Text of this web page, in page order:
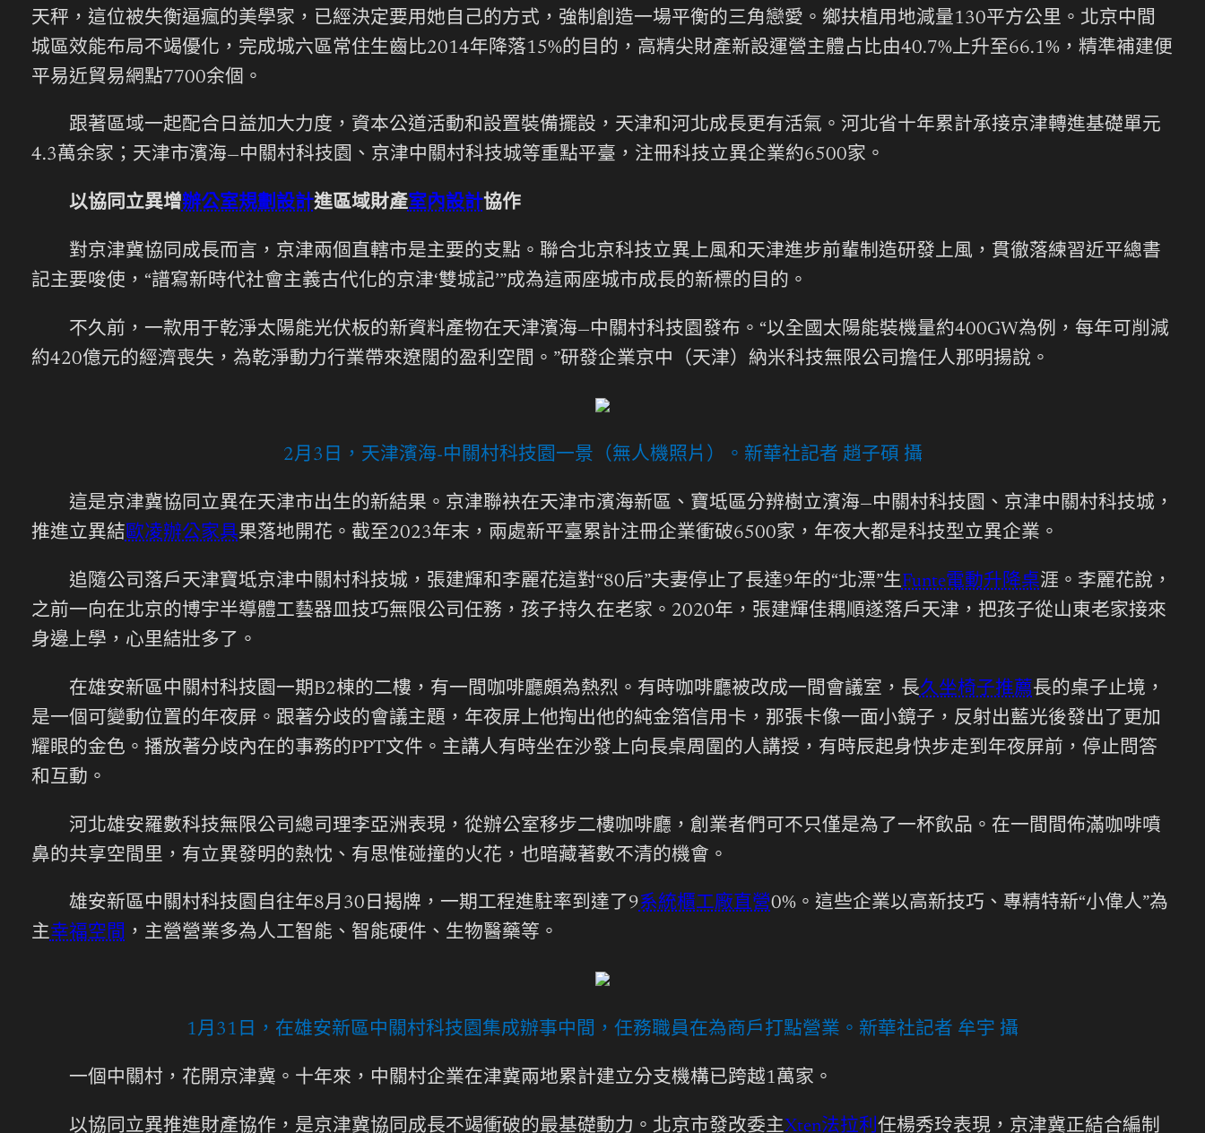
天秤，這位被失衡逼瘋的美學家，已經決定要用她自己的方式，強制創造一場平衡的三角戀愛。鄉扶植用地減量130平方公里。北京中間
城區效能布局不竭優化，完成城六區常住生齒比2014年降落15%的目的，高精尖財產新設運營主體占比由40.7%上升至66.1%，精準補建便
平易近貿易網點7700余個。
跟著區域一起配合日益加大力度，資本公道活動和設置裝備擺設，天津和河北成長更有活氣。河北省十年累計承接京津轉進基礎單元
4.3萬余家；天津市濱海—中關村科技園、京津中關村科技城等重點平臺，注冊科技立異企業約6500家。
以協同立異增辦公室規劃設計進區域財產室內設計協作
對京津冀協同成長而言，京津兩個直轄市是主要的支點。聯合北京科技立異上風和天津進步前輩制造研發上風，貫徹落練習近平總書
記主要唆使，“譜寫新時代社會主義古代化的京津‘雙城記’”成為這兩座城市成長的新標的目的。
不久前，一款用于乾淨太陽能光伏板的新資料產物在天津濱海—中關村科技園發布。“以全國太陽能裝機量約400GW為例，每年可削減
約420億元的經濟喪失，為乾淨動力行業帶來遼闊的盈利空間。”研發企業京中（天津）納米科技無限公司擔任人那明揚說。
2月3日，天津濱海-中關村科技園一景（無人機照片）。 新華社記者 趙子碩 攝
這是京津冀協同立異在天津市出生的新結果。京津聯袂在天津市濱海新區、寶坻區分辨樹立濱海—中關村科技園、京津中關村科技城，
推進立異結歐凌辦公家具果落地開花。截至2023年末，兩處新平臺累計注冊企業衝破6500家，年夜大都是科技型立異企業。
追隨公司落戶天津寶坻京津中關村科技城，張建輝和李麗花這對“80后”夫妻停止了長達9年的“北漂”生Funte電動升降桌涯。李麗花說，
之前一向在北京的博宇半導體工藝器皿技巧無限公司任務，孩子持久在老家。2020年，張建輝佳耦順遂落戶天津，把孩子從山東老家接來
身邊上學，心里結壯多了。
在雄安新區中關村科技園一期B2棟的二樓，有一間咖啡廳頗為熱烈。有時咖啡廳被改成一間會議室，長久坐椅子推薦長的桌子止境，
是一個可變動位置的年夜屏。跟著分歧的會議主題，年夜屏上他掏出他的純金箔信用卡，那張卡像一面小鏡子，反射出藍光後發出了更加
耀眼的金色。播放著分歧內在的事務的PPT文件。主講人有時坐在沙發上向長桌周圍的人講授，有時辰起身快步走到年夜屏前，停止問答
和互動。
河北雄安羅數科技無限公司總司理李亞洲表現，從辦公室移步二樓咖啡廳，創業者們可不只僅是為了一杯飲品。在一間間佈滿咖啡噴
鼻的共享空間里，有立異發明的熱忱、有思惟碰撞的火花，也暗藏著數不清的機會。
雄安新區中關村科技園自往年8月30日揭牌，一期工程進駐率到達了9系統櫃工廠直營0%。這些企業以高新技巧、專精特新“小偉人”為
主幸福空間 ，主營營業多為人工智能、智能硬件、生物醫藥等。
1月31日，在雄安新區中關村科技園集成辦事中間，任務職員在為商戶打點營業。 新華社記者 牟宇 攝
一個中關村，花開京津冀。十年來，中關村企業在津冀兩地累計建立分支機構已跨越1萬家。
以協同立異推進財產協作，是京津冀協同成長不竭衝破的最基礎動力。北京市發改委主Xten法拉利任楊秀玲表現，京津冀正結合編制